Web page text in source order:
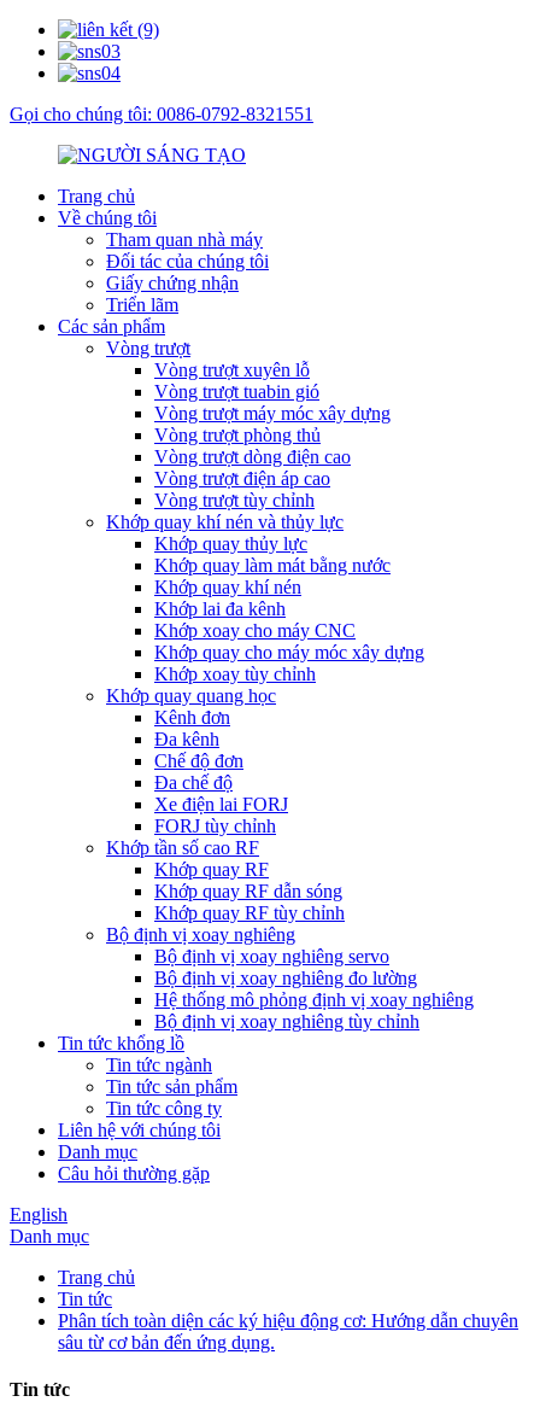
Gọi cho chúng tôi: 0086-0792-8321551
Trang chủ
Về chúng tôi
Tham quan nhà máy
Đối tác của chúng tôi
Giấy chứng nhận
Triển lãm
Các sản phẩm
Vòng trượt
Vòng trượt xuyên lỗ
Vòng trượt tuabin gió
Vòng trượt máy móc xây dựng
Vòng trượt phòng thủ
Vòng trượt dòng điện cao
Vòng trượt điện áp cao
Vòng trượt tùy chỉnh
Khớp quay khí nén và thủy lực
Khớp quay thủy lực
Khớp quay làm mát bằng nước
Khớp quay khí nén
Khớp lai đa kênh
Khớp xoay cho máy CNC
Khớp quay cho máy móc xây dựng
Khớp xoay tùy chỉnh
Khớp quay quang học
Kênh đơn
Đa kênh
Chế độ đơn
Đa chế độ
Xe điện lai FORJ
FORJ tùy chỉnh
Khớp tần số cao RF
Khớp quay RF
Khớp quay RF dẫn sóng
Khớp quay RF tùy chỉnh
Bộ định vị xoay nghiêng
Bộ định vị xoay nghiêng servo
Bộ định vị xoay nghiêng đo lường
Hệ thống mô phỏng định vị xoay nghiêng
Bộ định vị xoay nghiêng tùy chỉnh
Tin tức khổng lồ
Tin tức ngành
Tin tức sản phẩm
Tin tức công ty
Liên hệ với chúng tôi
Danh mục
Câu hỏi thường gặp
English
Danh mục
Trang chủ
Tin tức
Phân tích toàn diện các ký hiệu động cơ: Hướng dẫn chuyên
sâu từ cơ bản đến ứng dụng.
Tin tức